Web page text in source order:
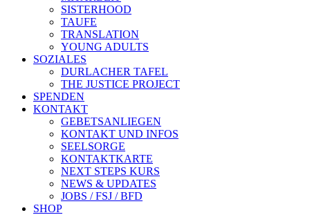
SISTERHOOD
TAUFE
TRANSLATION
YOUNG ADULTS
SOZIALES
DURLACHER TAFEL
THE JUSTICE PROJECT
SPENDEN
KONTAKT
GEBETSANLIEGEN
KONTAKT UND INFOS
SEELSORGE
KONTAKTKARTE
NEXT STEPS KURS
NEWS & UPDATES
JOBS / FSJ / BFD
SHOP